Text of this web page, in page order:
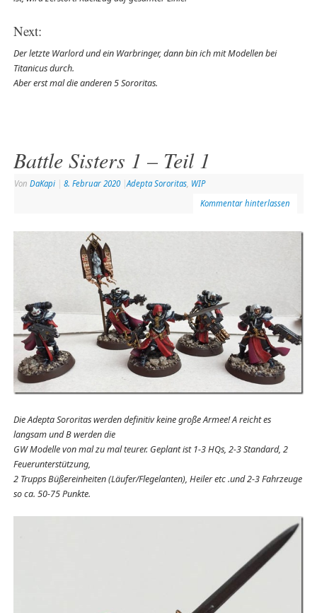
Next:
Der letzte Warlord und ein Warbringer, dann bin ich mit Modellen bei
Titanicus durch.
Aber erst mal die anderen 5 Sororitas.
Battle Sisters 1 – Teil 1
Von DaKapi 8. Februar 2020 |Adepta Sororitas, WIP
Kommentar hinterlassen
Die Adepta Sororitas werden definitiv keine große Armee! A reicht es
langsam und B werden die
GW Modelle von mal zu mal teurer. Geplant ist 1-3 HQs, 2-3 Standard, 2
Feuerunterstützung,
2 Trupps Büßereinheiten (Läufer/Flegelanten), Heiler etc .und 2-3 Fahrzeuge
so ca. 50-75 Punkte.